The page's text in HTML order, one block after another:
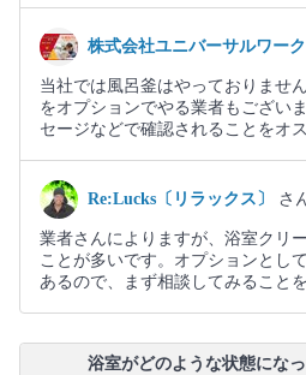
株式会社ユニバーサルワー
当社では風呂釜はやっておりませ
をオプションでやる業者もござい
セージなどで確認されることをオ
Re:Lucks〔リラックス〕 さ
業者さんによりますが、浴室クリ
ことが多いです。オプションとし
あるので、まず相談してみること
浴室がどのような状態にな